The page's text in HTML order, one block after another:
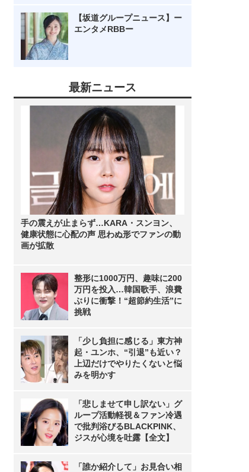
【坂道グループニュース】ー
エンタメRBBー
最新ニュース
手の震えが止まらず…KARA・スンヨン、
健康状態に心配の声 思わぬ形でファンの動
画が拡散
整形に1000万円、趣味に200
万円を投入…韓国歌手、浪費
ぶりに衝撃！“超節約生活”に
挑戦
「少し負担に感じる」東方神
起・ユンホ、“引退”も近い？
上辺だけでやりたくないと悩
みを明かす
「悲しませて申し訳ない」グ
ループ活動軽視＆ファン冷遇
で批判浴びるBLACKPINK、
ジスが心境を吐露【全文】
「誰か紹介して」お見合い相